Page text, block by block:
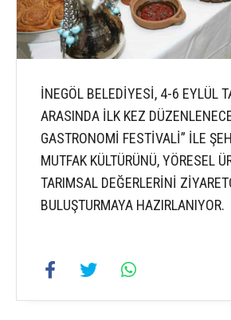
İNEGÖL BELEDİYESİ, 4-6 EYLÜL
ARASINDA İLK KEZ
GASTRONOMİ FESTİVALİ” İLE
MUTFAK KÜLTÜRÜNÜ, YÖRESEL
TARIMSAL DEĞERLERİNİ
BULUŞTURMAYA HAZIRLANIYOR.